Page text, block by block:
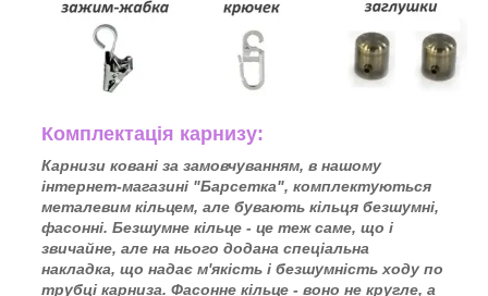
Комплектацiя карнизу:
Карнизи ковані за замовчуванням, в нашому
інтернет-магазині "Барсетка", комплектуються
металевим кільцем, але бувають кільця безшумні,
фасонні. Безшумне кільце - це теж саме, що і
звичайне, але на нього додана спеціальна
накладка, що надає м'якість і безшумність ходу по
трубці карниза. Фасонне кільце - воно не кругле, а